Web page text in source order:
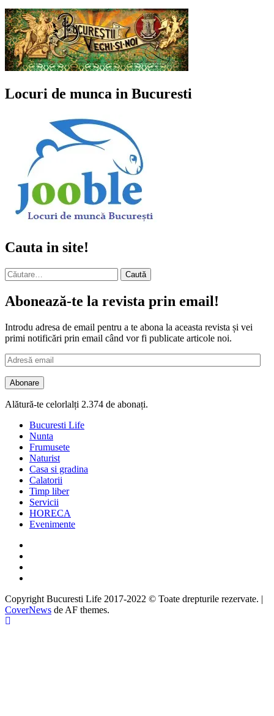
Locuri de munca in Bucuresti
Cauta in site!
Caută
după:
Abonează-te la revista prin email!
Introdu adresa de email pentru a te abona la aceasta revista și vei
primi notificări prin email când vor fi publicate articole noi.
Adresă
email
Abonare
Alătură-te celorlalți 2.374 de abonați.
Bucuresti Life
Nunta
Frumusete
Naturist
Casa si gradina
Calatorii
Timp liber
Servicii
HORECA
Evenimente
Copyright Bucuresti Life 2017-2022 © Toate drepturile rezervate. |
CoverNews de AF themes.